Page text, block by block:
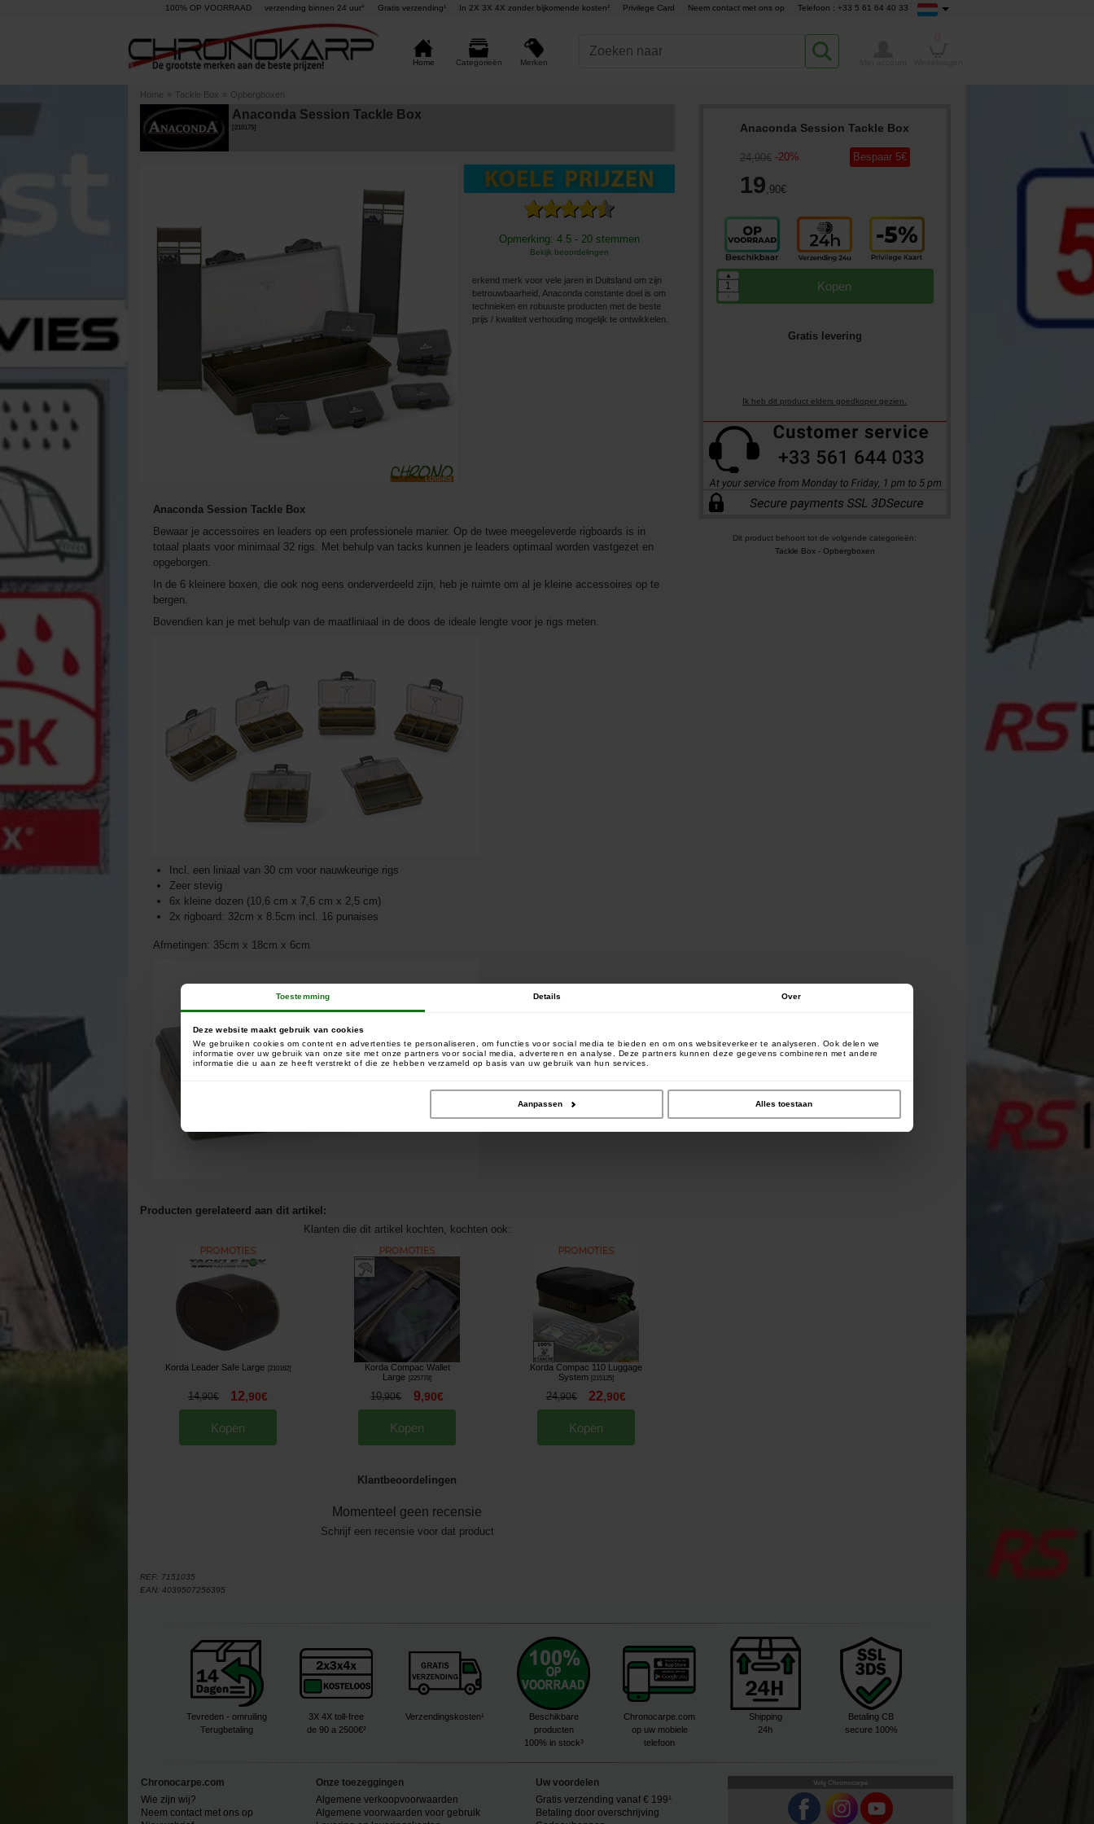
Toestemming Details Over
Deze website maakt gebruik van cookies
We gebruiken cookies om content en advertenties te personaliseren, om functies voor social media te bieden en om ons websiteverkeer te analyseren. Ook delen we
informatie over uw gebruik van onze site met onze partners voor social media, adverteren en analyse. Deze partners kunnen deze gegevens combineren met andere
informatie die u aan ze heeft verstrekt of die ze hebben verzameld op basis van uw gebruik van hun services.
Aanpassen Alles toestaan
100% OP VOORRAAD verzending binnen 24 uur° Gratis verzending¹ In 2X 3X 4X zonder bijkomende kosten² Privilege Card Neem contact met ons op Telefoon : +33 5 61 64 40 33
Home Categorieën Merken
Home » Tackle Box » Opbergboxen
Anaconda Session Tackle Box
210175]
Opmerking: 4.5 - 20 stemmen
Bekijk beoordelingen
erkend merk voor vele jaren in Duitsland om zijn
betrouwbaarheid, Anaconda constante doel is om
technieken en robuuste producten met de beste
prijs / kwaliteit verhouding mogelijk te ontwikkelen.
Anaconda Session Tackle Box
24 ,90€ -20%
19,90€
Bespaar 5€
Kopen
▲
Gratis levering
Ik heb dit product elders goedkoper gezien.
Dit product behoort tot de volgende categorieën:
Tackle Box- Opbergboxen
Anaconda Session Tackle Box
Bewaar je accessoires en leaders op een professionele manier. Op de twee meegeleverde rigboards is in
totaal plaats voor minimaal 32 rigs. Met behulp van tacks kunnen je leaders optimaal worden vastgezet en
opgeborgen.
In de 6 kleinere boxen, die ook nog eens onderverdeeld zijn, heb je ruimte om al je kleine accessoires op te
bergen.
Bovendien kan je met behulp van de maatliniaal in de doos de ideale lengte voor je rigs meten.
Incl. een liniaal van 30 cm voor nauwkeurige rigs
Zeer stevig
6x kleine dozen (10,6 cm x 7,6 cm x 2,5 cm)
2x rigboard: 32cm x 8.5cm incl. 16 punaises
Afmetingen: 35cm x 18cm x 6cm
Producten gerelateerd aan dit artikel:
Klanten die dit artikel kochten, kochten ook:
Korda Leader Safe Large 210162]
14,90€ 12,90€
Kopen
Korda Compac Wallet
Large
225778]
10,90€ 9,90€
Kopen
Korda Compac 110 Luggage
System [215125]
24,90€ 22,90€
Kopen
Klantbeoordelingen
Momenteel geen recensie
Schrijf een recensie voor dat product
REF: 7151035
EAN: 4039507256395
Tevreden - omruiling
Terugbetaling
3X 4X toll-free
de 90 a 2500€²
Verzendingskosten¹
Beschikbare
producten
100% in stock³
Chronocarpe.com
op uw mobiele
telefoon
Shipping
24h
Betaling CB
secure 100%
Chronocarpe.com
Wie zijn wij?
Neem contact met ons op
Onze toezeggingen
Algemene verkoopvoorwaarden
Algemene voorwaarden voor gebruik
Uw voordelen
Gratis verzending vanaf € 199¹
Betaling door overschrijving
Volg Chronocarpe